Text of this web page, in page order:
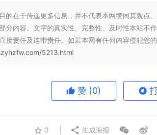
的在于传递更多信息，并不代表本网赞同其观点
分内容、文字的真实性、完整性、及时性本站不
接责任及连带责任。如若本网有任何内容侵犯您
5213.html
赞 (0)
0 生成海报